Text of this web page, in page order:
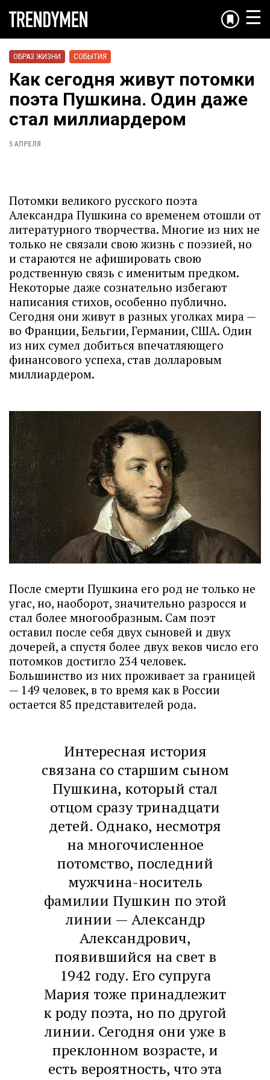
☰
ОБРАЗ ЖИЗНИ СОБЫТИЯ
Как сегодня живут потомки
поэта Пушкина. Один даже
стал миллиардером
5 АПРЕЛЯ
Потомки великого русского поэта
Александра Пушкина со временем отошли от
литературного творчества. Многие из них не
только не связали свою жизнь с поэзией, но
и стараются не афишировать свою
родственную связь с именитым предком.
Некоторые даже сознательно избегают
написания стихов, особенно публично.
Сегодня они живут в разных уголках мира —
во Франции, Бельгии, Германии, США. Один
из них сумел добиться впечатляющего
финансового успеха, став долларовым
миллиардером.
После смерти Пушкина его род не только не
угас, но, наоборот, значительно разросся и
стал более многообразным. Сам поэт
оставил после себя двух сыновей и двух
дочерей, а спустя более двух веков число его
потомков достигло 234 человек.
Большинство из них проживает за границей
— 149 человек, в то время как в России
остается 85 представителей рода.
Интересная история
связана со старшим сыном
Пушкина, который стал
отцом сразу тринадцати
детей. Однако, несмотря
на многочисленное
потомство, последний
мужчина-носитель
фамилии Пушкин по этой
линии — Александр
Александрович,
появившийся на свет в
1942 году. Его супруга
Мария тоже принадлежит
к роду поэта, но по другой
линии. Сегодня они уже в
преклонном возрасте, и
есть вероятность, что эта